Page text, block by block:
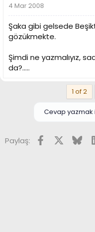
4 Mar 2008
Şaka gibi gelsede
gözükmekte.
Şimdi ne yazmalıyız,
da?.....
1 of 2
Cevap yazmak
Paylaş: Facebook
X